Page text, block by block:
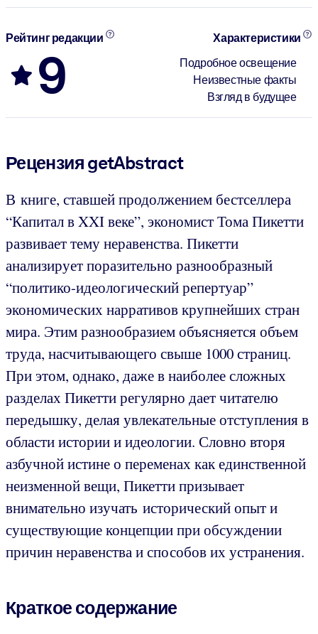
Рейтинг редакции
9
Характеристики
Подробное освещение
Неизвестные факты
Взгляд в будущее
Рецензия getAbstract
В книге, ставшей продолжением бестселлера
“Капитал в XXI веке”, экономист Тома Пикетти
развивает тему неравенства. Пикетти
анализирует поразительно разнообразный
“политико-идеологический репертуар”
экономических нарративов крупнейших стран
мира. Этим разнообразием объясняется объем
труда, насчитывающего свыше 1000 страниц.
При этом, однако, даже в наиболее сложных
разделах Пикетти регулярно дает читателю
передышку, делая увлекательные отступления в
области истории и идеологии. Словно вторя
азбучной истине о переменах как единственной
неизменной вещи, Пикетти призывает
внимательно изучать исторический опыт и
существующие концепции при обсуждении
причин неравенства и способов их устранения.
Краткое содержание